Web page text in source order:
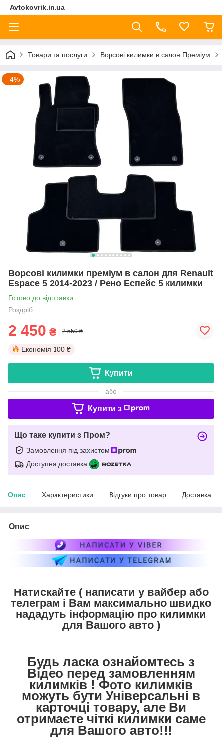
Avtokovrik.in.ua
Товари та послуги Ворсові килимки в салон Преміум
–4%
Ворсові килимки преміум в салон для Renault
Espaсe 5 2014-2023 / Рено Еспейс 5 килимки
Готово до відправки
Роздріб
2 450 ₴ 2 550 ₴
Економія 100 ₴
Купити
або
Купити з
Що таке купити з Пром?
Замовлення під захистом
Доступна доставка
Опис Характеристики Відгуки про товар Доставка
Опис
Натискайте ( написати у вайбер або
телеграм і Вам максимально швидко
нададуть інформацію про килимки
для Вашого авто )
Будь ласка ознайомтесь з
Відео перед замовленням
килимків ! Фото килимків
можуть бути Універсальні в
карточці товару, але Ви
отримаєте чіткі килимки саме
для Вашого авто!!!